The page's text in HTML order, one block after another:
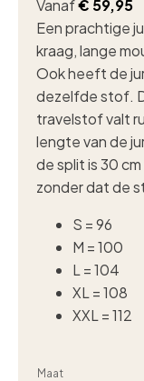
Vanaf€ 59,95
Een prachtige
kraag, lange
Ook heeft de
dezelfde stof.
travelstof valt
lengte van de
de split is 30
zonder dat de
S = 96
M = 100
L = 104
XL = 108
XXL = 112
Maat